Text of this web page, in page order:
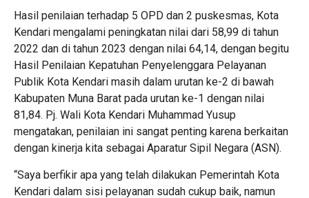
Hasil penilaian terhadap 5 OPD dan 2 puskesmas, Kota
Kendari mengalami peningkatan nilai dari 58,99 di tahun
2022 dan di tahun 2023 dengan nilai 64,14, dengan begitu
Hasil Penilaian Kepatuhan Penyelenggara Pelayanan
Publik Kota Kendari masih dalam urutan ke-2 di bawah
Kabupaten Muna Barat pada urutan ke-1 dengan nilai
81,84. Pj. Wali Kota Kendari Muhammad Yusup
mengatakan, penilaian ini sangat penting karena berkaitan
dengan kinerja kita sebagai Aparatur Sipil Negara (ASN).
“Saya berfikir apa yang telah dilakukan Pemerintah Kota
Kendari dalam sisi pelayanan sudah cukup baik, namun